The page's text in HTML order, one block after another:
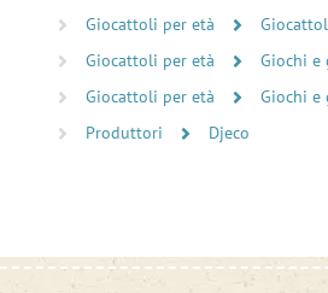
Giocattoli per età
Giocattoli per età
Giochi
Giocattoli per età
Giochi e
Produttori
Djeco